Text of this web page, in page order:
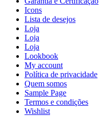
Icons
Lista de desejos
Loja
Loja
Loja
Lookbook
My account
Política de privacidade
Quem somos
Sample Page
Termos e condições
Wishlist